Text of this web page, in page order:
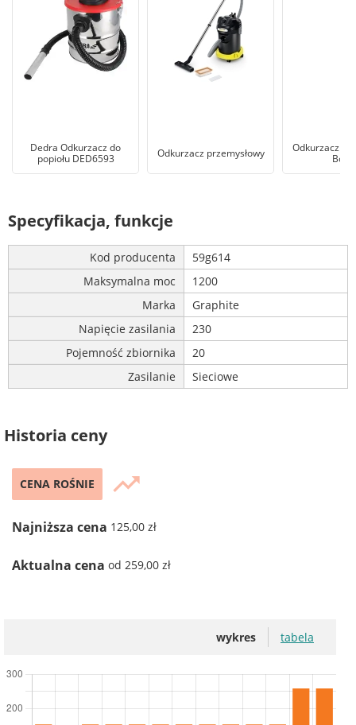
Dedra Odkurzacz do
popiołu DED6593
Odkurzacz przemysłowy
Odkurzacz
Specyfikacja, funkcje
Kod producenta
59g614
Maksymalna moc
1200
Marka
Graphite
Napięcie zasilania
230
Pojemność zbiornika
20
Zasilanie
Sieciowe
Historia ceny
CENA ROŚNIE trending_up
Najniższa cena 125,00 zł
Aktualna cena od 259,00 zł
wykres tabela